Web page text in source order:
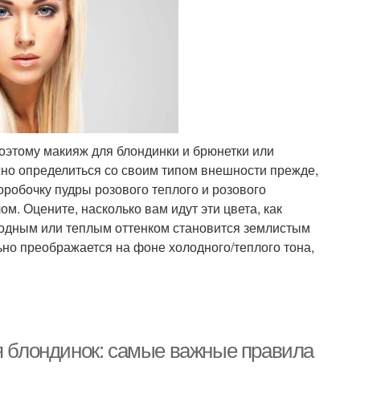
макияж для блондинки и брюнетки или
определиться со своим типом внешности прежде,
пудры розового теплого и розового
Оцените, насколько вам идут эти цвета, как
или теплым оттенком становится землистым
преображается на фоне холодного/теплого тона,
самые важные правила